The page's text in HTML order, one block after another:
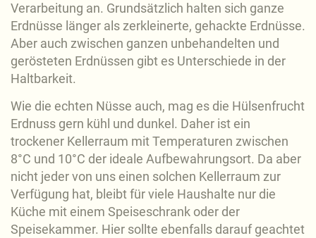
Verarbeitung an. Grundsätzlich halten sich ganze
Erdnüsse länger als zerkleinerte, gehackte Erdnüsse.
Aber auch zwischen ganzen unbehandelten und
gerösteten Erdnüssen gibt es Unterschiede in der
Haltbarkeit.
Wie die echten Nüsse auch, mag es die Hülsenfrucht
Erdnuss gern kühl und dunkel. Daher ist ein
trockener Kellerraum mit Temperaturen zwischen
8°C und 10°C der ideale Aufbewahrungsort. Da aber
nicht jeder von uns einen solchen Kellerraum zur
Verfügung hat, bleibt für viele Haushalte nur die
Küche mit einem Speiseschrank oder der
Speisekammer. Hier sollte ebenfalls darauf geachtet